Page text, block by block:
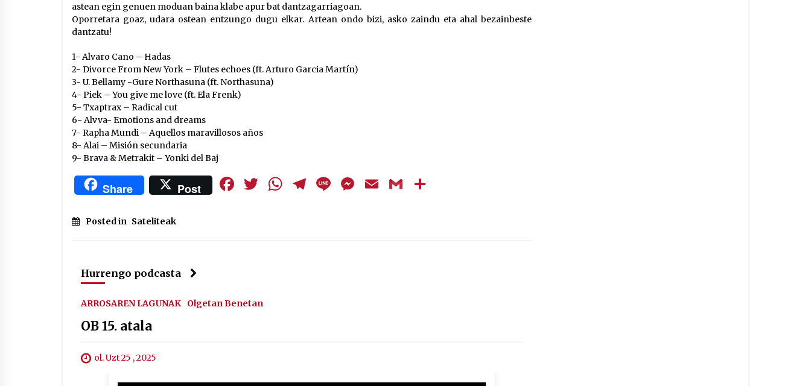
astean egin genuen moduan baina klabe apur bat dantzagarriagoan.
Oporretara goaz, udara ostean entzungo dugu elkar. Artean ondo bizi, asko zaindu eta ahal bezainbeste
dantzatu!
1- Alvaro Cano – Hadas
2- Divorce From New York – Flutes echoes (ft. Arturo Garcia Martín)
3- U. Bellamy -Gure Northasuna (ft. Northasuna)
4- Piek – You give me love (ft. Ela Frenk)
5- Txaptrax – Radical cut
6- Alvva- Emotions and dreams
7- Rapha Mundi – Aquellos maravillosos años
8- Alai – Misión secundaria
9- Brava & Metrakit – Yonki del Baj
Share Post Facebook
Twitter
WhatsApp
Telegram
LineMessenger
EmailGmail
Posted in Sateliteak
Hurrengo podcasta
ARROSAREN LAGUNAK Olgetan Benetan
OB 15. atala
ol. Uzt 25 , 2025